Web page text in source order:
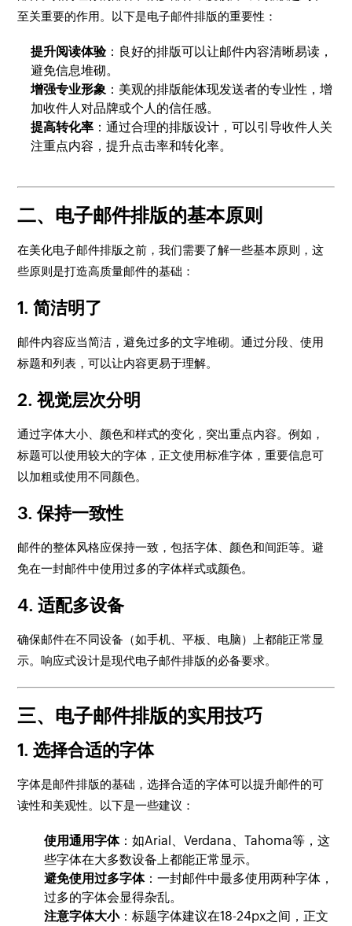
至关重要的作用。以下是电子邮件排版的重要性：
提升阅读体验：良好的排版可以让邮件内容清晰易读，
避免信息堆砌。
增强专业形象 ：美观的排版能体现发送者的专业性，增
加收件人对品牌或个人的信任感。
提高转化率 ：通过合理的排版设计，可以引导收件人关
注重点内容，提升点击率和转化率。
二、电子邮件排版的基本原则
在美化电子邮件排版之前，我们需要了解一些基本原则，这
些原则是打造高质量邮件的基础：
1.简洁明了
邮件内容应当简洁，避免过多的文字堆砌。通过分段、使用
标题和列表，可以让内容更易于理解。
2.视觉层次分明
通过字体大小、颜色和样式的变化，突出重点内容。例如，
标题可以使用较大的字体，正文使用标准字体，重要信息可
以加粗或使用不同颜色。
3.保持一致性
邮件的整体风格应保持一致，包括字体、颜色和间距等。避
免在一封邮件中使用过多的字体样式或颜色。
4.适配多设备
确保邮件在不同设备（如手机、平板、电脑）上都能正常显
示。响应式设计是现代电子邮件排版的必备要求。
三、电子邮件排版的实用技巧
1.选择合适的字体
字体是邮件排版的基础，选择合适的字体可以提升邮件的可
读性和美观性。以下是一些建议：
使用通用字体：如Arial、Verdana、Tahoma等，这
些字体在大多数设备上都能正常显示。
避免使用过多字体：一封邮件中最多使用两种字体，
过多的字体会显得杂乱。
注意字体大小：标题字体建议在18-24px之间，正文